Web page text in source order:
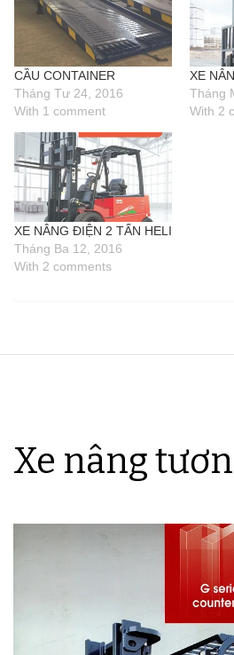
CẦU CONTAINER
Tháng Tư 24, 2016
With 1 comment
XE
Tháng
With 2
XE NÂNG ĐIỆN 2 TẤN HELI
Tháng Ba 12, 2016
With 2 comments
Xe nâng